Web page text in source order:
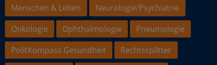
Menschen & Leben
Neurologie/Psychiatrie
Onkologie
Ophthalmologie
Pneumologie
PolitKompass Gesundheit
Rechtssplitter